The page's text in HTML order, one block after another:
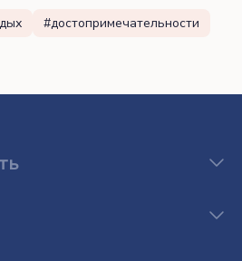
#достопримечательности